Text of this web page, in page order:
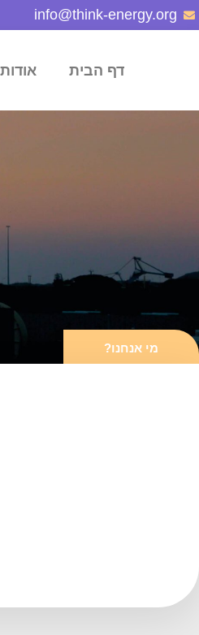
info@think-energy.org
דף הבית אודות
מי אנחנו?